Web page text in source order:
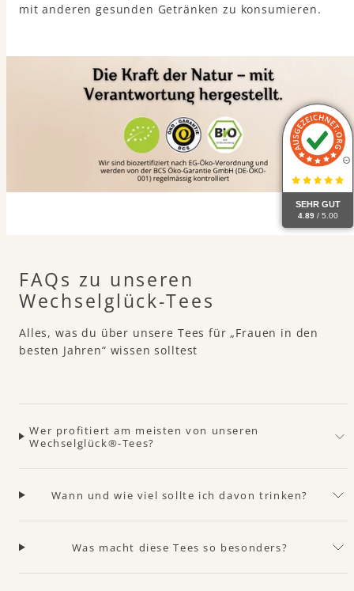
mit anderen gesunden Getränken zu konsumieren.
SEHR GUT
4.89 / 5.00
FAQs zu unseren
Wechselglück-Tees
Alles, was du über unsere Tees für „Frauen in den
besten Jahren“ wissen solltest
Wer profitiert am meisten von unseren
Wechselglück®-Tees?
Wann und wie viel sollte ich davon trinken?
Was macht diese Tees so besonders?